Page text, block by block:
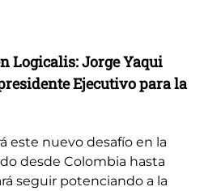
Logicalis: Jorge Yaqui
Ejecutivo para la
este nuevo desafío en la
desde Colombia hasta
seguir potenciando a la